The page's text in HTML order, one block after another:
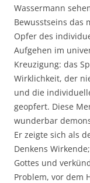
Wassermann
Bewusstseins das
Opfer des
Aufgehen im
Kreuzigung: das
Wirklichkeit, der
und die
geopfert. Diese
wunderbar
Er zeigte sich als
Denkens
Gottes und
Problem, vor dem